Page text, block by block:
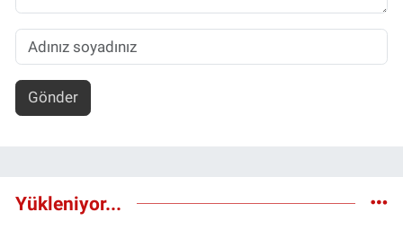
Gönder
Yükleniyor...